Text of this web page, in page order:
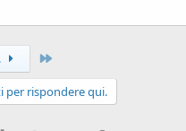
per rispondere qui.